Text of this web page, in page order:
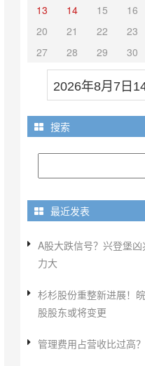
13
14 15 16
20
21 22 23
27
28 29 30
2026年8月7日
搜索
最近发表
A股大跌信号？兴登堡
力大
杉杉股份重整新进展！
股股东或将变更
管理费用占营收比过高